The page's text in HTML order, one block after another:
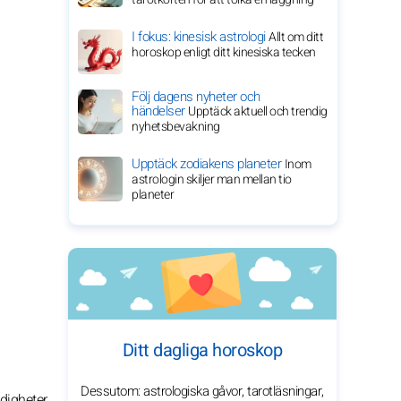
I fokus: kinesisk astrologiAllt om ditt
horoskop enligt ditt kinesiska tecken
Följ dagens nyheter och
händelserUpptäck aktuell och trendig
nyhetsbevakning
Upptäck zodiakens planeterInom
astrologin skiljer man mellan tio
planeter
Ditt dagliga horoskop
Dessutom: astrologiska gåvor, tarotläsningar,